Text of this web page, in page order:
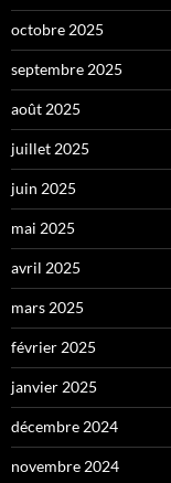
octobre 2025
septembre 2025
août 2025
juillet 2025
juin 2025
mai 2025
avril 2025
mars 2025
février 2025
janvier 2025
décembre 2024
novembre 2024